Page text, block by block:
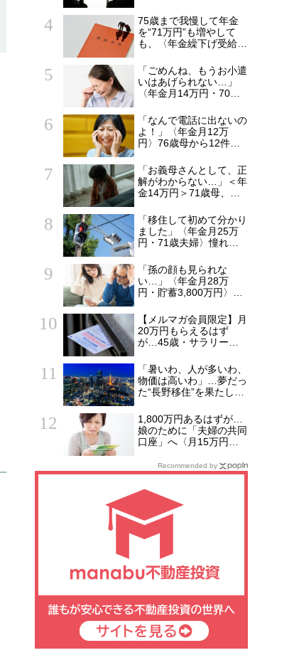
時間を優先し続けた末に
気づいたこと
75歳まで我慢して年金
を“71万円”も増やして
も、〈年金繰下げ受給〉
偶者が年下の人」「定年
後も働く人」「特別な年
金を受け取れる人」
【CFPが解説】
「ごめんね、もうお小遣
いはあげられない…」
〈年金月14万円・70歳
円」をやめた夜に耳にし
た残酷な真実
「なんで電話に出ないの
よ！」〈年金月12万
円〉76歳母から12件も
けつけた48歳長女、実
家の惨状に絶句
「お義母さんとして、正
解がわからない…」＜年
金14万円＞71歳母、
も…タワマンの台所で感
じた「義娘の本音」
「移住して初めて分かり
ました」〈年金月25万
円・71歳夫婦〉憧れの
的理由
「孫の顔も見られな
い…」〈年金月28万
円・貯蓄3,800万円〉60
購入に「500万円援助」
も、嫁の本音に絶句
【メルマガ会員限定】月
20万円もらえるはず
が…45歳・サラリーマ
抱いた違和感。「年金ル
ール」知らずにそのまま
20年…65歳で受け取る
ことになる年金額に唖然
「暑いわ、人が多いわ、
物価は高いわ」…夢だっ
た“長野移住”を果たした
性。2年後、ウンザリだ
った東京の夜景に「癒さ
れた」ワケ
1,800万円あるはずが…
娘のために「夫婦の共同
口座」へ〈月15万円〉
ATMで絶句。夫を問い詰
め、判明した「消えた教
育費」の行方
Recommended by